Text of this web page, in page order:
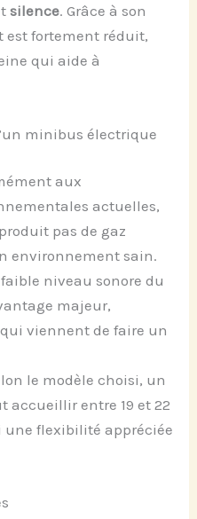
silence. Grâce à son
est fortement réduit,
qui aide à
minibus électrique
aux
actuelles,
pas de gaz
environnement sain.
faible niveau sonore du
majeur,
viennent de faire un
le modèle choisi, un
accueillir entre 19 et 22
une flexibilité appréciée